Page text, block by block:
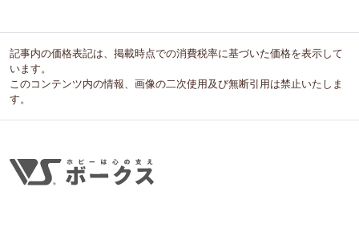
記事内の価格表記は、掲載時点での消費税率に基づいた価格を表示して
います。
このコンテンツ内の情報、画像の二次使用及び無断引用は禁止いたしま
す。